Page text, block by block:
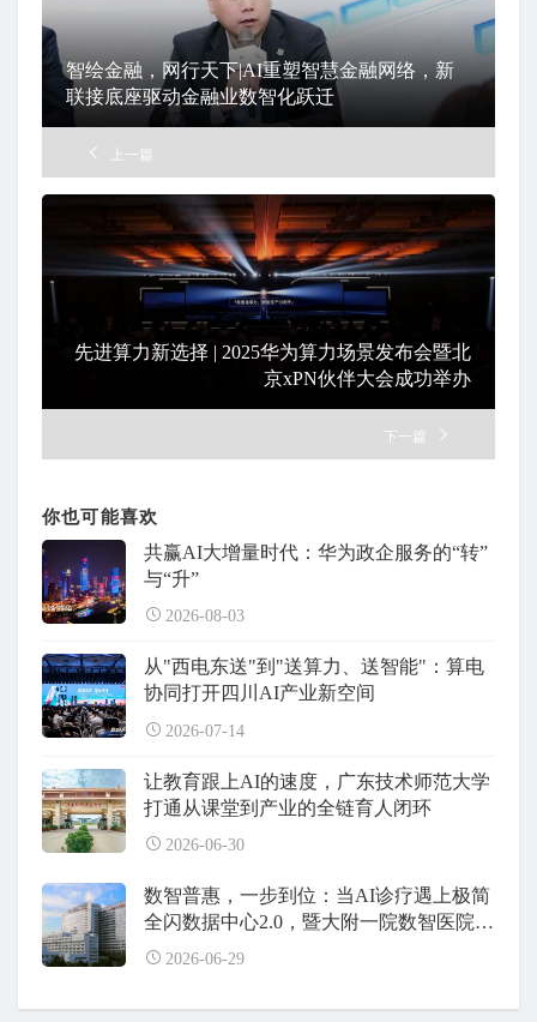
智绘金融，网行天下|AI重塑智慧金融网络，新
联接底座驱动金融业数智化跃迁
上一篇
先进算力新选择 | 2025华为算力场景发布会暨北
京xPN伙伴大会成功举办
下一篇
你也可能喜欢
共赢AI大增量时代：华为政企服务的“转”
与“升”
2026-08-03
从"西电东送"到"送算力、送智能"：算电
协同打开四川AI产业新空间
2026-07-14
让教育跟上AI的速度，广东技术师范大学
打通从课堂到产业的全链育人闭环
2026-06-30
数智普惠，一步到位：当AI诊疗遇上极简
全闪数据中心2.0，暨大附一院数智医院建
设全面升级
2026-06-29